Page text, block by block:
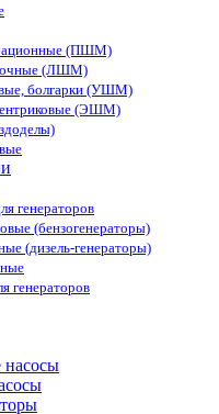
(ПШМ)
(ЛШМ)
болгарки (УШМ)
(ЭШМ)
генераторов
(бензогенераторы)
(дизель-генераторы)
генераторов